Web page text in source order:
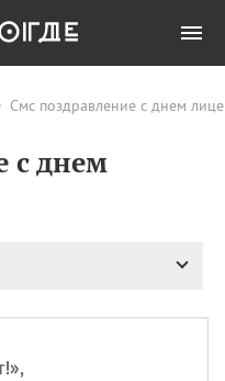
Смс поздравление с днем
с днем
Все
День памяти жертв
атомной
день
рисового пудинга